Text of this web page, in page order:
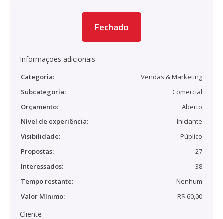
Fechado
Informações adicionais
Categoria:
Vendas & Marketing
Subcategoria:
Comercial
Orçamento:
Aberto
Nível de experiência:
Iniciante
Visibilidade:
Público
Propostas:
27
Interessados:
38
Tempo restante:
Nenhum
Valor Mínimo:
R$ 60,00
Cliente